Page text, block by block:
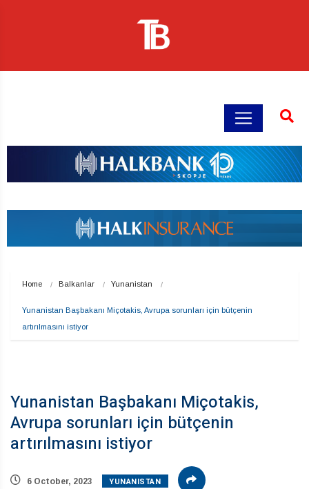
Home Balkanlar Yunanistan
Yunanistan Başbakanı Miçotakis, Avrupa sorunları için bütçenin
artırılmasını istiyor
Yunanistan Başbakanı Miçotakis,
Avrupa sorunları için bütçenin
artırılmasını istiyor
6 October, 2023 YUNANISTAN